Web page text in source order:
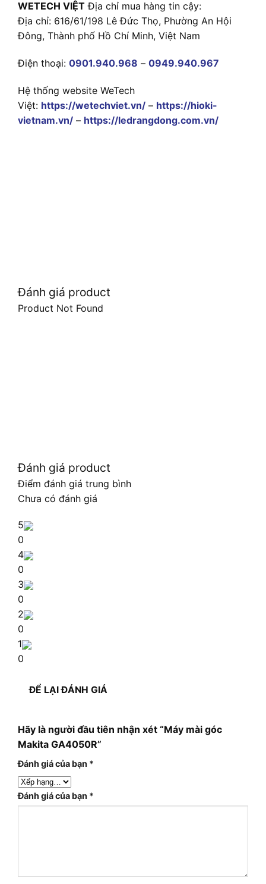
WETECH VIỆT Địa chỉ mua hàng tin cậy:
Địa chỉ: 616/61/198 Lê Đức Thọ, Phường An Hội
Đông, Thành phố Hồ Chí Minh, Việt Nam
Điện thoại: 0901.940.968 – 0949.940.967
Hệ thống website WeTech
Việt: https://wetechviet.vn/ – https://hioki-
vietnam.vn/ – https://ledrangdong.com.vn/
Đánh giá product
Product Not Found
Đánh giá product
Điểm đánh giá trung bình
Chưa có đánh giá
5
0
4
0
3
0
2
0
1
0
ĐỂ LẠI ĐÁNH GIÁ
Hãy là người đầu tiên nhận xét “Máy mài góc
Makita GA4050R”
Đánh giá của bạn *
Đánh giá của bạn *